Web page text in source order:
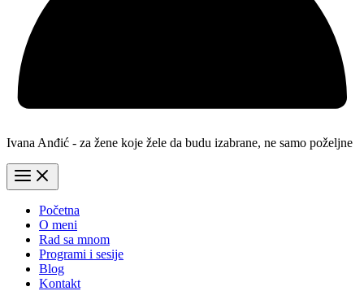
Ivana Anđić - za žene koje žele da budu izabrane, ne samo poželjne
Početna
O meni
Rad sa mnom
Programi i sesije
Blog
Kontakt